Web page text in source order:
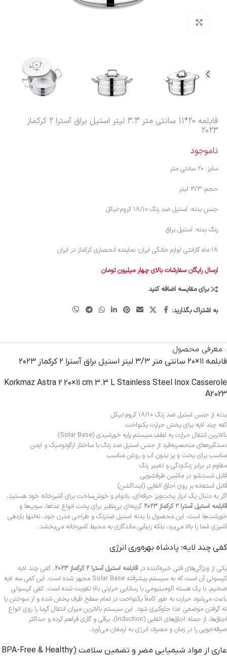
قابلمه 20*11 سانتی متر 3.3 لیتر استیل براق آسترا 2 کرکماز
2023
ناموجود
سایز: ۲۰ سانتی متر
حجم: ۳/۳ لیتر
جنس بدنه: استیل ضد زنگ ۱۸/۱۰ کروم-نیکل
رنگ بدنه: استیل براق
۱۸ ماه گارانتی لوازم خانگی ایران: نماینده انحصاری کرکماز در ایران
ارسال رایگان سفارشات بالای چهار میلیون تومان
برای مقایسه اضافه کنید
به اشتراک بگذارید:
معرفی محصول
قابلمه ۱۱×۲۰ سانتی متر ۳/۳ لیتر استیل براق آسترا ۲ کرکماز ۲۰۲۳
Korkmaz Astra 2 20×11 cm 3.3 L Stainless Steel Inox Casserole
A2023
بدنه از جنس استیل ضد زنگ ۱۸/۱۰ کروم-نیکل
کفه چند لایه برای پخش حرارت یکنواخت
بالاترین انتقال حرارت به لطف سیستم پایه خورشیدی (Solar Base)
دستگیره‌های منحصربه‌فرد از جنس استیل ضد زنگ با ساختار ارگونومیک و ایمن
مناسب برای پخت و پز بدون آب و روغن مناسب
مقاوم در برابر زنگ‌زدگی و تغییر رنگ
قابل شستشو در ماشین ظرفشویی
قابل استفاده بر روی اجاق القایی (اینداکشن)
اگر به دنبال یک ابزار پخت‌وپز حرفه‌ای، بادوام و خوش‌ساخت برای آشپزخانه خود هستید،
قابلمه استیل آسترا ۲ کرکماز ۲۰۲۳
گزینه‌ای بی‌نظیر برای پخت انواع غذاها، سوپ‌ها و
خورشت‌ها است. این محصول با بدنه استیل ضدزنگ و طراحی مدرن خود، نه‌تنها بازدهی
آشپزی شما را بالا می‌برد، بلکه زیبایی ماندگاری به محیط آشپزخانه می‌بخشد.
کفی چند لایه؛ پادشاه بهره‌وری انرژی
یکی از ویژگی‌های فنی خیره‌کننده درقابلمه استیل آسترا ۲ کرکماز ۲۰۲۳
، کفی چند لایه
کپسولی آن است که به سیستم پیشرفته Solar Base مجهز شده است. این کفی سه لایه
ضخیم، با یک هسته آلومینیومی با رسانایی حرارتی بالا تقویت شده است. کفی کپسولی
باعث می‌شود حرارت به طور کاملاً یکنواخت در تمام سطح ظرف پخش شده و از سوختن یا
ته گرفتن موضعی غذا جلوگیری شود. این سیستم بالاترین میزان انتقال گرما را روی انواع
اجاق‌ها، از جمله اجاق‌های القایی (Induction)، برقی و گازی فراهم کرده و حداکثر
صرفه‌جویی را در زمان و مصرف انرژی به ارمغان می‌آورد.
عاری از مواد شیمیایی مضر و تضمین سلامت (BPA-Free & Healthy